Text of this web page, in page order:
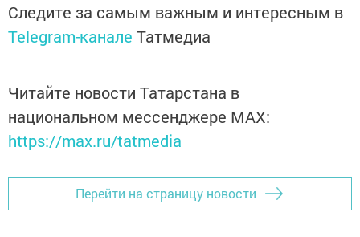
Следите за самым важным и интересным в
Telegram-канале Татмедиа
Читайте новости Татарстана в
национальном мессенджере MАХ:
https://max.ru/tatmedia
Перейти на страницу новости